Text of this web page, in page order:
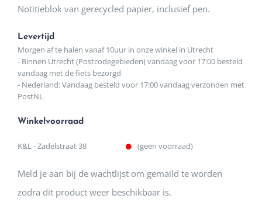
Notitieblok van gerecycled papier, inclusief pen.
Levertijd
Morgen af te halen vanaf 10uur in onze winkel in Utrecht
- Binnen Utrecht (Postcodegebieden) vandaag voor 17:00 besteld
vandaag met de fiets bezorgd
- Nederland: Vandaag besteld voor 17:00 vandaag verzonden met
PostNL
Winkelvoorraad
K&L - Zadelstraat 38 (geen voorraad)
Meld je aan bij de wachtlijst om gemaild te worden
zodra dit product weer beschikbaar is.